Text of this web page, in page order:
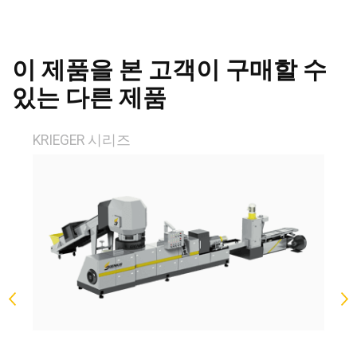
이 제품을 본 고객이 구매할 수
있는 다른 제품
KRIEGER 시리즈